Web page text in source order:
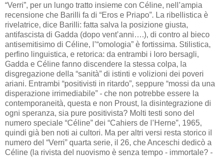
“Verri”, per un lungo tratto insieme con Céline, nell’ampia
recensione che Barilli fa di “Eros e Priapo”. La ribellistica è
rivelatrice, dice Barilli: fatta salva la posizione giusta,
antifascista di Gadda (dopo vent’anni….), di contro al bieco
antisemitisimo di Céline, l’“omologia” è fortissima. Stilistica,
perfino linguistica, e retorica: da entrambi i loro bersagli,
Gadda e Céline fanno discendere la stessa colpa, la
disgregazione della “sanità” di istinti e volizioni dei poveri
ariani. Entrambi “positivisti in ritardo”, seppure “mossi da una
disperazione irrimediabile” - che non potrebbe essere la
contemporaneità, questa e non Proust, la disintegrazione di
ogni speranza, sia pure positivista? Molti testi sono del
numero speciale “Céline” dei “Cahiers de l’Herne”, 1965,
quindi già ben noti ai cultori. Ma per altri versi resta storico il
numero del “Verri” quarta serie, il 26, che Anceschi dedicò a
Céline (la rivista del nuovismo è senza tempo - immortale? -